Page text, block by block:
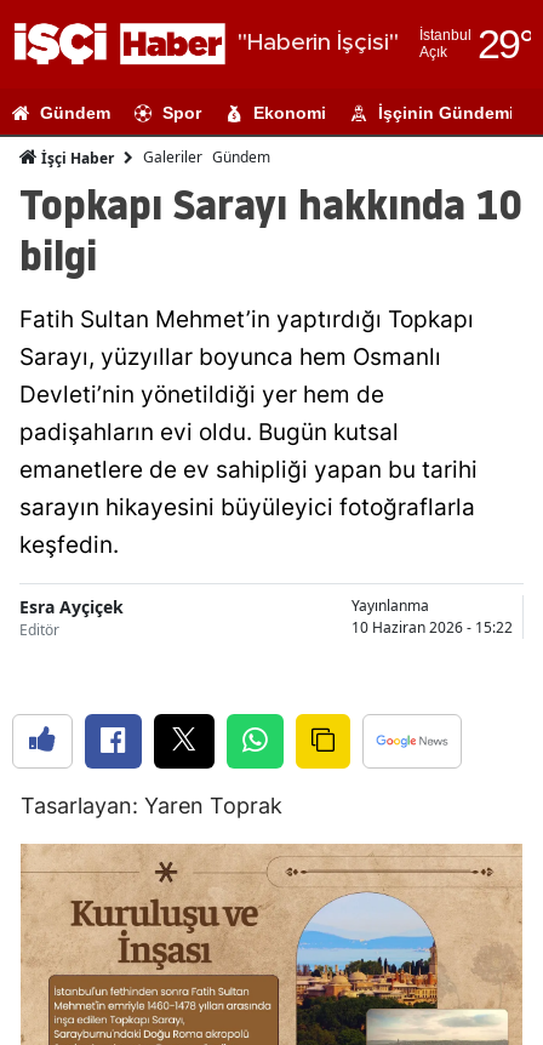
"Haberin İşçisi"
İstanbul
Açık
29°
Adıyaman
Ağrı
Ankara
Aydın
Balıkesir
Bingöl
Bolu
Burdur
Çanakkale
Çankırı
Çorum
Denizli
Gündem Spor Ekonomi İşçinin Gündemi
İşçi Haber Galeriler Gündem
Topkapı Sarayı hakkında 10
bilgi
Fatih Sultan Mehmet’in yaptırdığı Topkapı
Sarayı, yüzyıllar boyunca hem Osmanlı
Devleti’nin yönetildiği yer hem de
padişahların evi oldu. Bugün kutsal
emanetlere de ev sahipliği yapan bu tarihi
sarayın hikayesini büyüleyici fotoğraflarla
keşfedin.
Esra Ayçiçek
Editör
Yayınlanma
10 Haziran 2026 - 15:22
Tasarlayan: Yaren Toprak